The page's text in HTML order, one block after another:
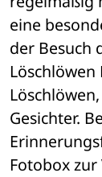
eine
der Besuch
Gesichter.
Fotobox